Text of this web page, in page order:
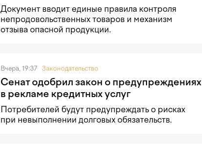
Документ вводит единые правила контроля
непродовольственных товаров и механизм
отзыва опасной продукции.
Вчера, 19:37 Законодательство
Сенат одобрил закон о предупреждениях
в рекламе кредитных услуг
Потребителей будут предупреждать о рисках
при невыполнении долговых обязательств.